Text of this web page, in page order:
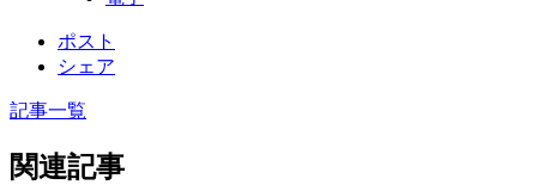
ポスト
シェア
記事一覧
関連記事